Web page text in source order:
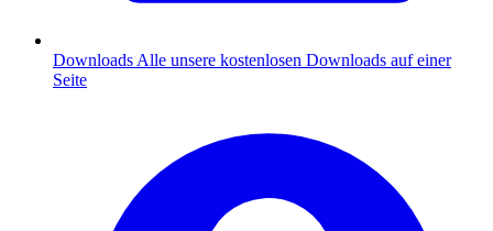
Downloads Alle unsere kostenlosen Downloads auf einer
Seite